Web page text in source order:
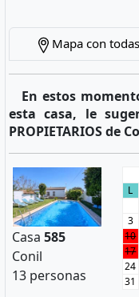
Mapa con
En estos
esta casa, le
PROPIETARIOS de
Casa 585
Conil
13 personas
L
3
10
17
24
31